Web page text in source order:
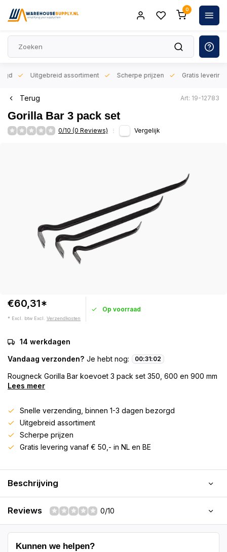
0
Uitgebreid assortiment Scherpe prijzen Gratis levering
Terug Art: 19-12783
Gorilla Bar 3 pack set
0/10 (0 Reviews) Vergelijk
€60,31*
* Excl. btw Excl. Verzendkosten
Op voorraad
14 werkdagen
Vandaag verzonden? Je hebt nog: 00:31:02
Rougneck Gorilla Bar koevoet 3 pack set 350, 600 en 900 mm
Lees meer
Snelle verzending, binnen 1-3 dagen bezorgd
Uitgebreid assortiment
Scherpe prijzen
Gratis levering vanaf € 50,- in NL en BE
Beschrijving
Reviews 0/10
Kunnen we helpen?